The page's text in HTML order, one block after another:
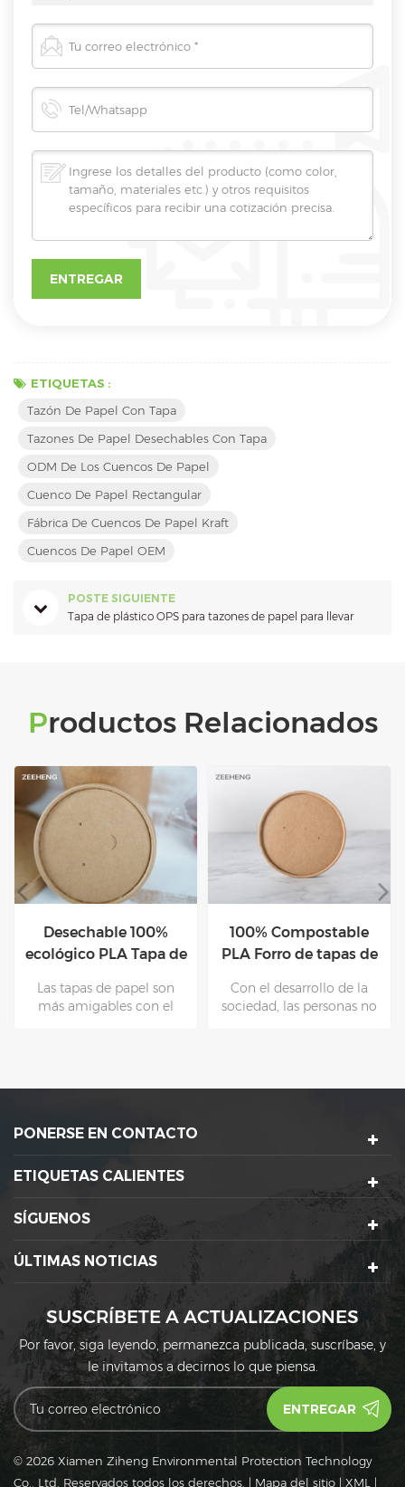
ETIQUETAS :
Tazón De Papel Con Tapa
Tazones De Papel Desechables Con Tapa
ODM De Los Cuencos De Papel
Cuenco De Papel Rectangular
Fábrica De Cuencos De Papel Kraft
Cuencos De Papel OEM
POSTE SIGUIENTE
Tapa de plástico OPS para tazones de papel para llevar
Productos Relacionados
100% Compostable
PLA Forro de tapas de
Con el desarrollo de la
sociedad, las personas no
descomponible es una
nueva demanda social.
Wholesale tapas de
papel para tazones de
Con la promulgación del
Global "Plastic Ban", las
PONERSE EN CONTACTO
ETIQUETAS CALIENTES
SÍGUENOS
ÚLTIMAS NOTICIAS
SUSCRÍBETE A ACTUALIZACIONES
Por favor, siga leyendo, permanezca publicada, suscríbase, y
le invitamos a decirnos lo que piensa.
© 2026 Xiamen Ziheng Environmental Protection Technology
Co., Ltd. Reservados todos los derechos. | Mapa del sitio | XML |